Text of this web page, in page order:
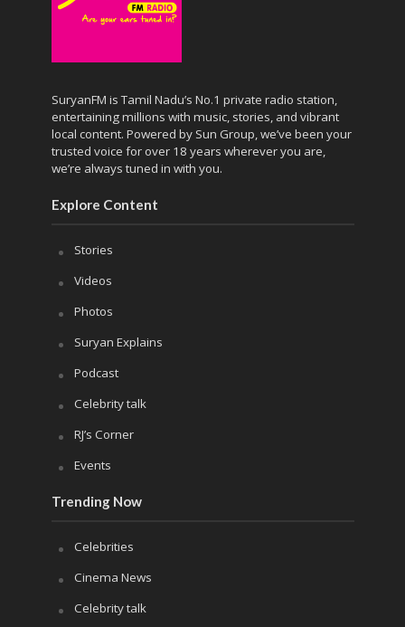
SuryanFM is Tamil Nadu’s No.1 private radio station,
entertaining millions with music, stories, and vibrant
local content. Powered by Sun Group, we’ve been your
trusted voice for over 18 years wherever you are,
we’re always tuned in with you.
Explore Content
Stories
Videos
Photos
Suryan Explains
Podcast
Celebrity talk
RJ’s Corner
Events
Trending Now
Celebrities
Cinema News
Celebrity talk